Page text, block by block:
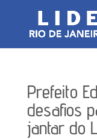
Prefeito
desafios
jantar do